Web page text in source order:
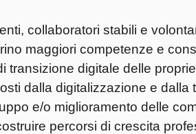
collaboratori stabili e
maggiori competenze e
digitale delle
dalla digitalizzazione e dalla
e/o miglioramento delle
percorsi di crescita